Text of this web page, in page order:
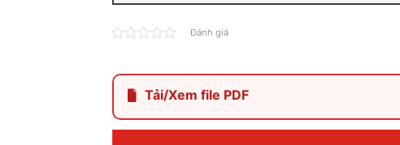
Đánh giá
Tải/Xem file PDF